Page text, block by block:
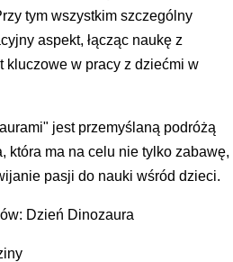
tym wszystkim szczególny
aspekt, łącząc naukę z
kluczowe w pracy z dziećmi w
jest przemyślaną podróżą
która ma na celu nie tylko zabawę,
pasji do nauki wśród dzieci.
Dzień Dinozaura